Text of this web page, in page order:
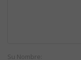
Su Nombre: